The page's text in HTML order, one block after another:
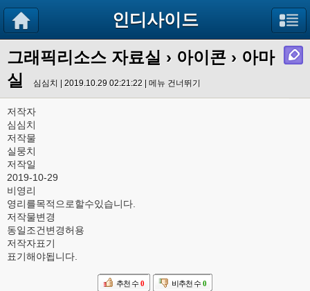
인디사이드
그래픽리소스 자료실 › 아이콘 › 아마
실
심심치 | 2019.10.29 02:21:22 | 메뉴 건너뛰기
저작자
심심치
저작물
실뭉치
저작일
2019-10-29
비영리
영리를목적으로할수있습니다.
저작물변경
동일조건변경허용
저작자표기
표기해야됩니다.
추천 수 0 비추천 수 0